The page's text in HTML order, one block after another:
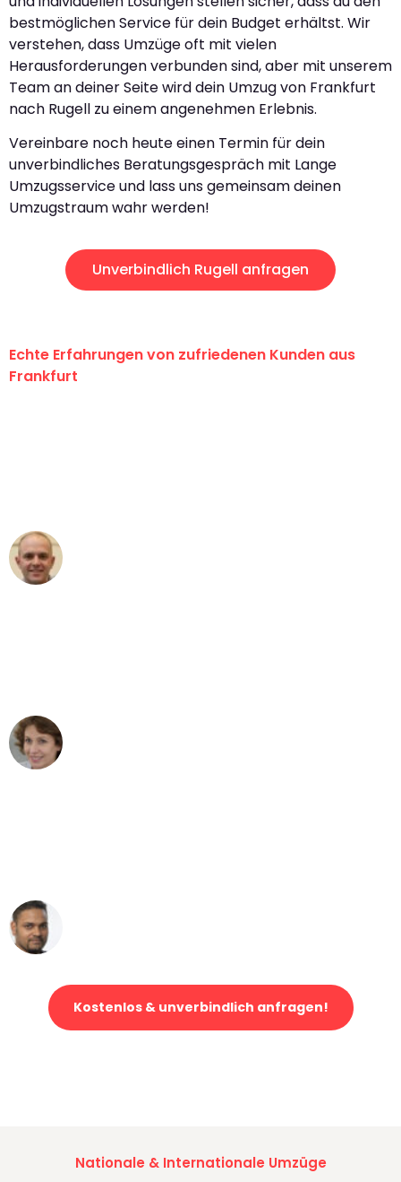
bestmöglichen Service für dein Budget erhältst. Wir
verstehen, dass Umzüge oft mit vielen
Herausforderungen verbunden sind, aber mit unserem
Team an deiner Seite wird dein Umzug von Frankfurt
nach Rugell zu einem angenehmen Erlebnis.
Vereinbare noch heute einen Termin für dein
unverbindliches Beratungsgespräch mit Lange
Umzugsservice und lass uns gemeinsam deinen
Umzugstraum wahr werden!
Unverbindlich Rugell anfragen
Echte Erfahrungen von zufriedenen Kunden aus
Frankfurt
Kostenlos & unverbindlich anfragen!
Nationale & Internationale Umzüge